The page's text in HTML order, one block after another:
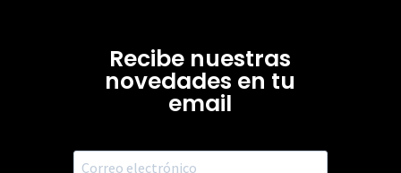
Recibe nuestras
novedades en tu
email